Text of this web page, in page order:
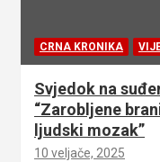
CRNA KRONIKA
Svjedok na
“Zarobljene
ljudski mozak”
10 veljače, 2025